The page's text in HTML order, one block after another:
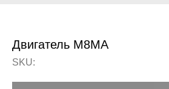
Двигатель М8МА
SKU: